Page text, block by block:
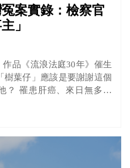
冤案實錄：檢察官
」
品《流浪法庭30年》催生
樹葉仔」應該是要謝謝這個
？ 罹患肝癌、來日無多的